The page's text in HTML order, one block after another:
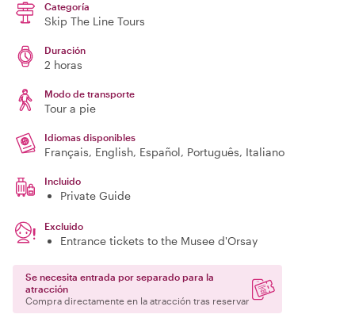
Categoría
Skip The Line Tours
Duración
2 horas
Modo de transporte
Tour a pie
Idiomas disponibles
Français, English, Español, Português, Italiano
Incluido
Private Guide
Excluido
Entrance tickets to the Musee d'Orsay
Se necesita entrada por separado para la
atracción
Compra directamente en la atracción tras reservar